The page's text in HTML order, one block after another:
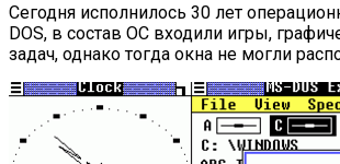
Сегодня исполнилось 30 лет
DOS, в состав ОС входили игры,
задач, однако тогда окна не могли